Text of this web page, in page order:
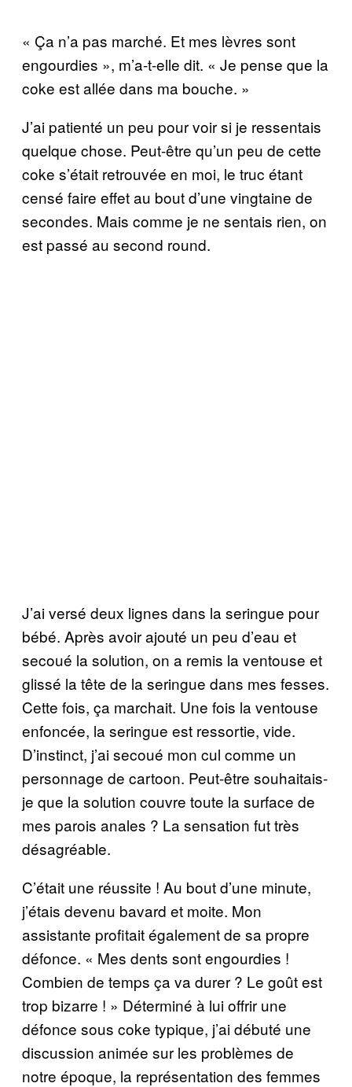
« Ça n’a pas marché. Et mes lèvres sont
engourdies », m’a-t-elle dit. « Je pense que la
coke est allée dans ma bouche. »
J’ai patienté un peu pour voir si je ressentais
quelque chose. Peut-être qu’un peu de cette
coke s’était retrouvée en moi, le truc étant
censé faire effet au bout d’une vingtaine de
secondes. Mais comme je ne sentais rien, on
est passé au second round.
J’ai versé deux lignes dans la seringue pour
bébé. Après avoir ajouté un peu d’eau et
secoué la solution, on a remis la ventouse et
glissé la tête de la seringue dans mes fesses.
Cette fois, ça marchait. Une fois la ventouse
enfoncée, la seringue est ressortie, vide.
D’instinct, j’ai secoué mon cul comme un
personnage de cartoon. Peut-être souhaitais-
je que la solution couvre toute la surface de
mes parois anales ? La sensation fut très
désagréable.
C’était une réussite ! Au bout d’une minute,
j’étais devenu bavard et moite. Mon
assistante profitait également de sa propre
défonce. « Mes dents sont engourdies !
Combien de temps ça va durer ? Le goût est
trop bizarre ! » Déterminé à lui offrir une
défonce sous coke typique, j’ai débuté une
discussion animée sur les problèmes de
notre époque, la représentation des femmes